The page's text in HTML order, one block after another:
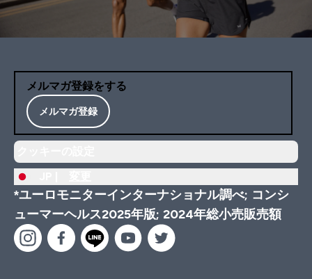
メルマガ登録をする
メルマガ登録
*ユーロモニターインターナショナル調べ; コンシ
ューマーヘルス2025年版; 2024年総小売販売額